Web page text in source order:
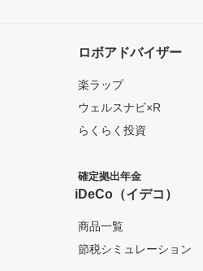
ロボアドバイザー
楽ラップ
ウェルスナビ×R
らくらく投資
確定拠出年金
iDeCo（イデコ）
商品一覧
節税シミュレーション